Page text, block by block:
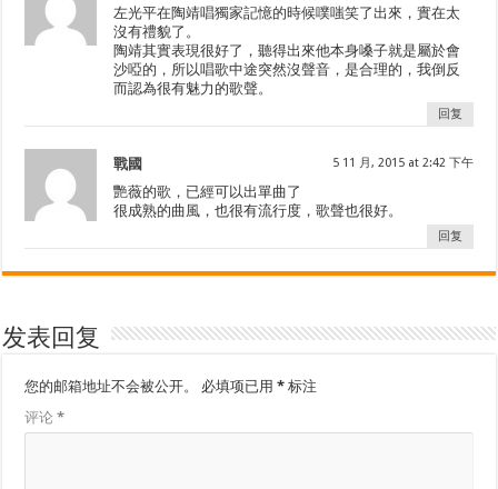
左光平在陶靖唱獨家記憶的時候噗嗤笑了出來，實在太
沒有禮貌了。
陶靖其實表現很好了，聽得出來他本身嗓子就是屬於會
沙啞的，所以唱歌中途突然沒聲音，是合理的，我倒反
而認為很有魅力的歌聲。
回复
戰國 5 11 月, 2015 at 2:42 下午
艷薇的歌，已經可以出單曲了
很成熟的曲風，也很有流行度，歌聲也很好。
回复
发表回复
您的邮箱地址不会被公开。 必填项已用* 标注
评论*